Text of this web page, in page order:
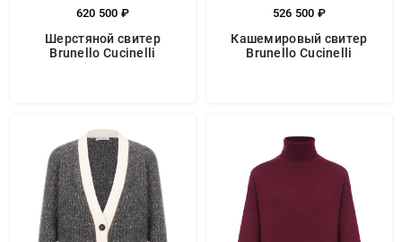
620 500 ₽
Шерстяной свитер
Brunello Cucinelli
526 500 ₽
Кашемировый свитер
Brunello Cucinelli